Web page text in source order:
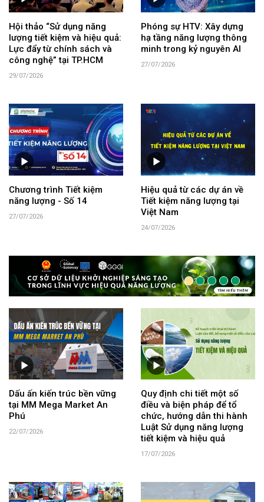
Hội thảo “Sử dụng năng
lượng tiết kiệm và hiệu quả:
Lực đẩy từ chính sách và
công nghệ” tại TP.HCM
29/07/2026
Phóng sự HTV: Xây dựng
hạ tầng năng lượng thông
minh trong kỷ nguyên AI
27/07/2026
Chương trình Tiết kiệm
năng lượng - Số 14
27/07/2026
Hiệu quả từ các dự án về
Tiết kiệm năng lượng tại
Việt Nam
24/07/2026
Dấu ấn kiến trúc bền vững
tại MM Mega Market An
Phú
22/07/2026
Quy định chi tiết một số
điều và biện pháp để tổ
chức, hướng dẫn thi hành
Luật Sử dụng năng lượng
tiết kiệm và hiệu quả
17/07/2026